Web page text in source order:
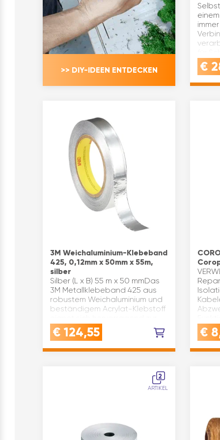
>> DIY-IDEEN ENTDECKEN €
3M Weichaluminium-Klebeband
425, 0,12mm x 50mm x 55m,
silber
Silber (L x B) 55 m x 50 mmDas
3M Metallklebeband 425 aus
robustem Weichaluminium und
beständigem Acrylat-Klebstoff
Langzeitanwendung unter
hoher BelastungSo ist es sog…
€ 124,55 €
2
ARTIKEL